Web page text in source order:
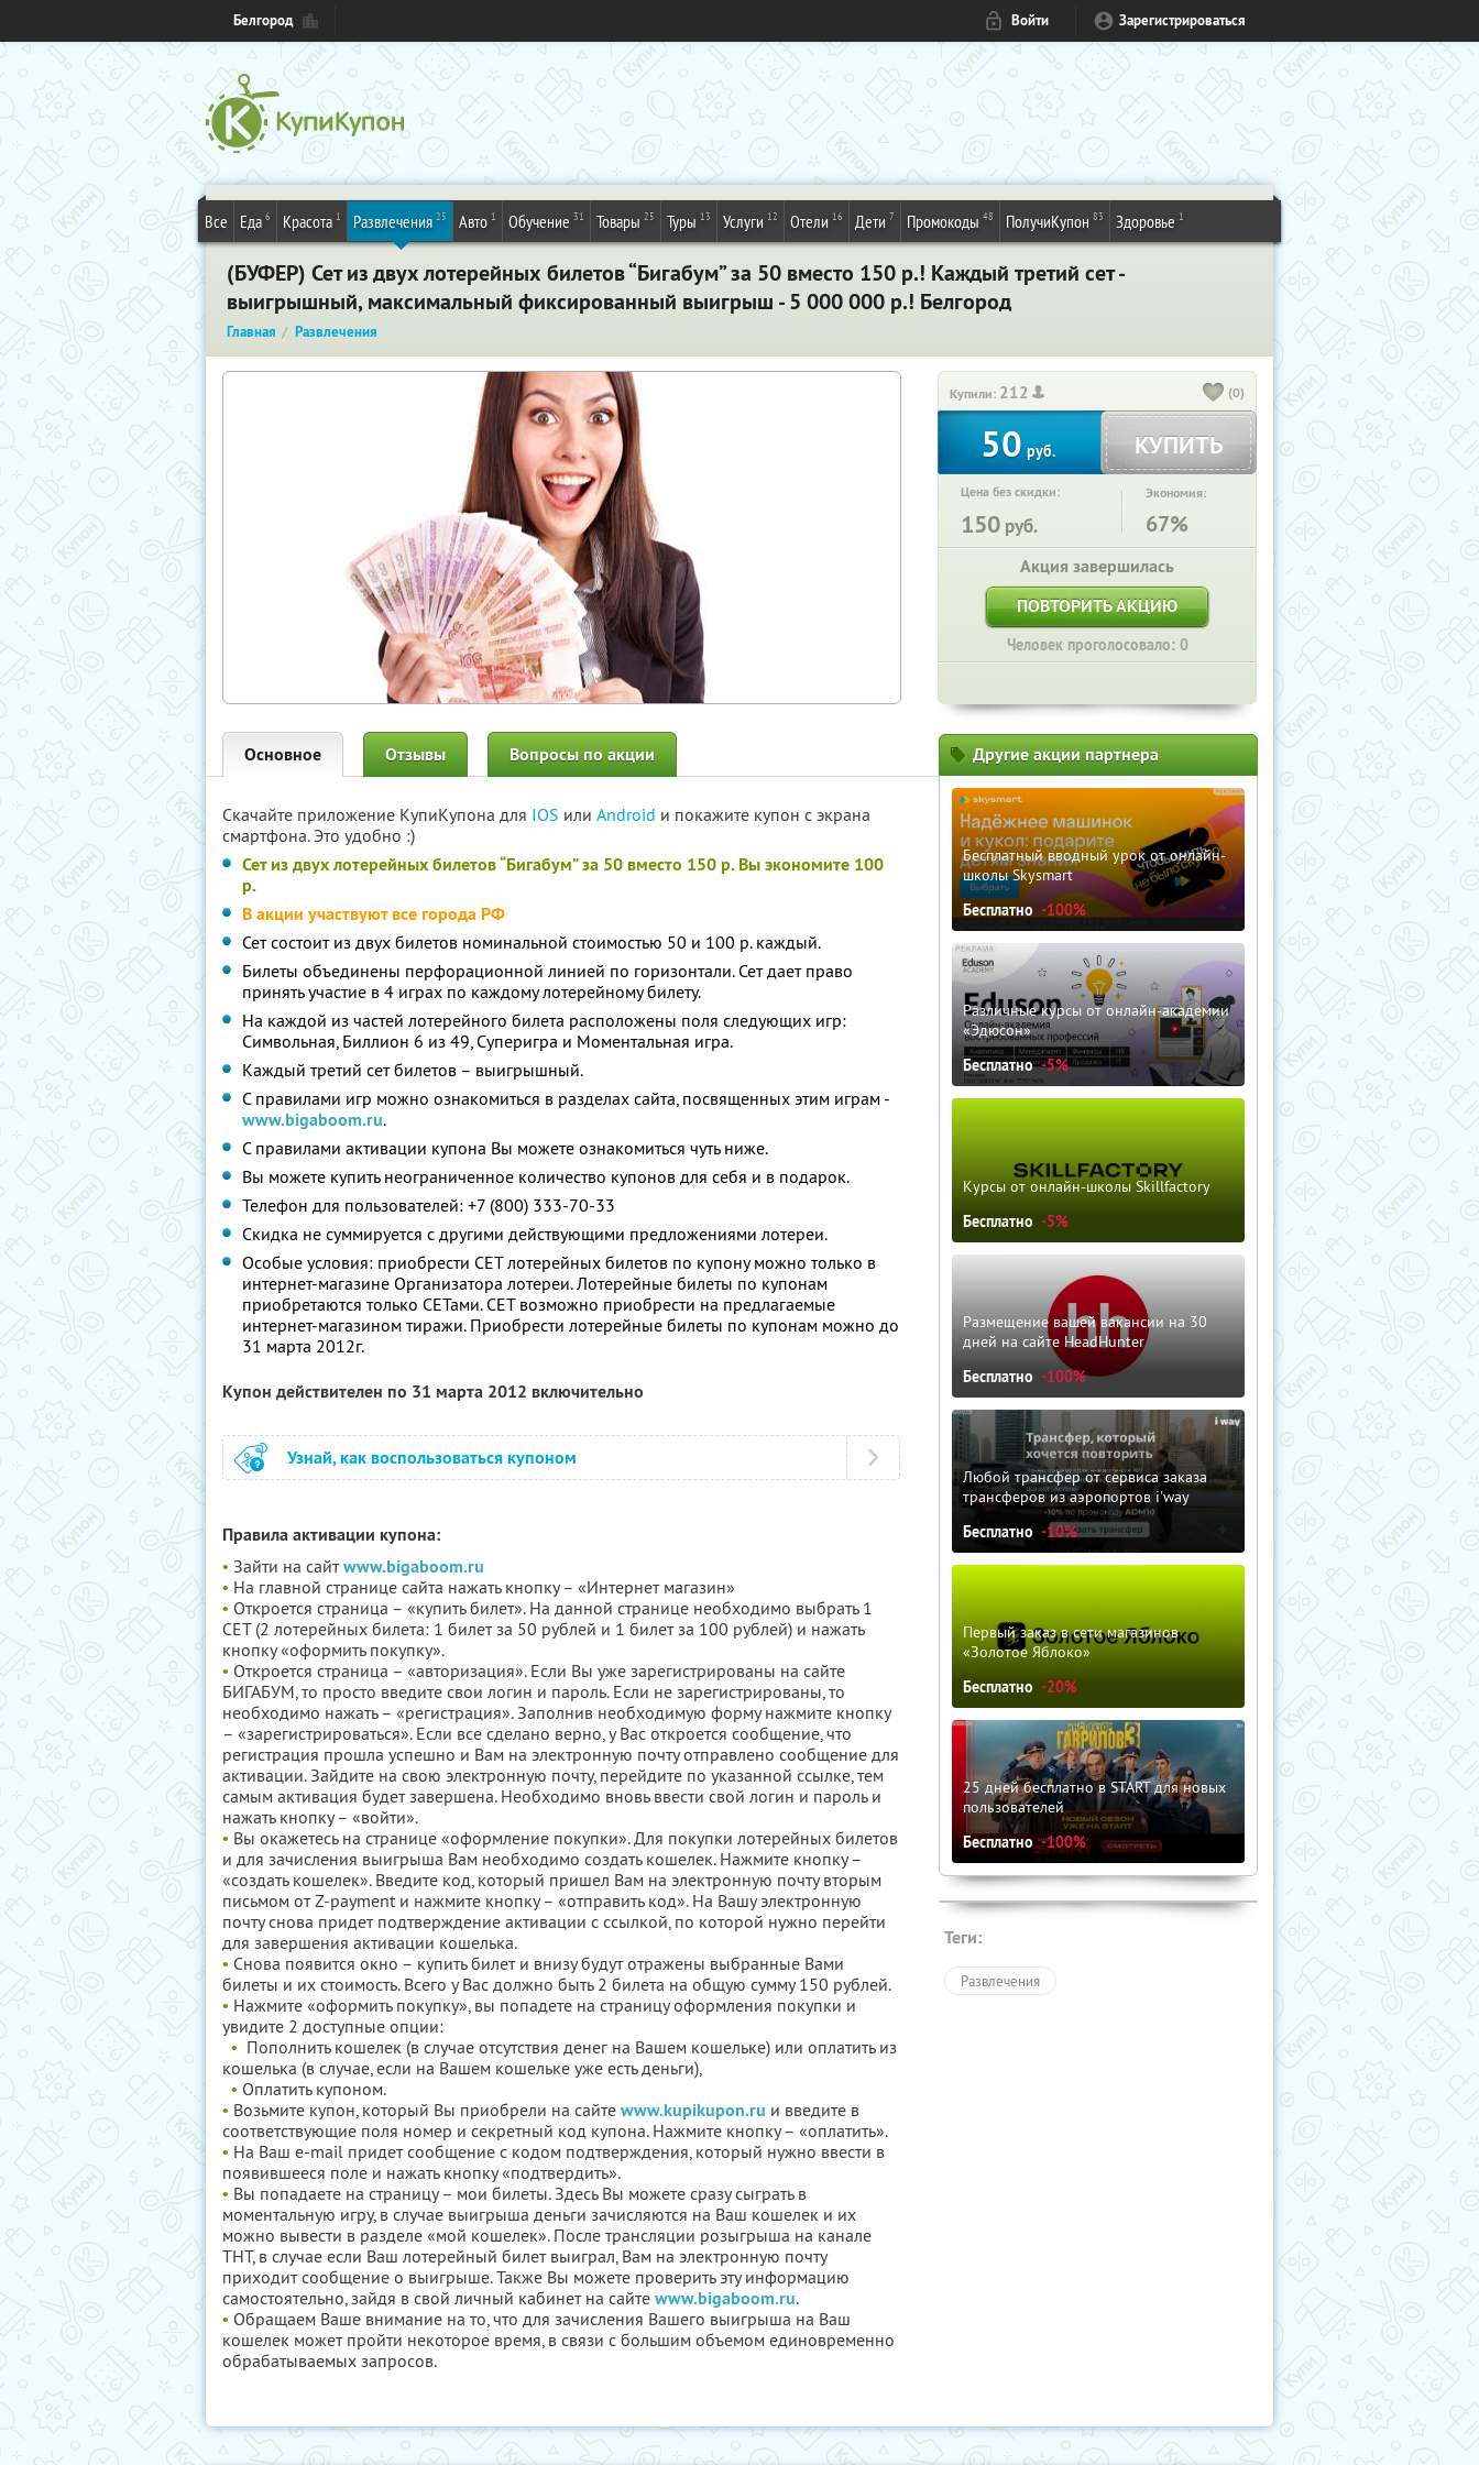
Белгород Войти Зарегистрироваться
Все Еда 6 Красота 1 Развлечения 25 Авто 1 Обучение 31 Товары 25 Туры 13 Услуги 12 Отели 16 Дети 7 Промокоды 48 ПолучиКупон 83 Здоровье 1
(БУФЕР) Сет из двух лотерейных билетов “Бигабум” за 50 вместо 150 р.! Каждый третий сет -
выигрышный, максимальный фиксированный выигрыш - 5 000 000 р.! Белгород
Главная Развлечения
Купили: 212 (0)
50 руб. КУПИТЬ
Цена без скидки:
150 руб.
Экономия:
67%
Акция завершилась
ПОВТОРИТЬ АКЦИЮ
Человек проголосовало: 0
Основное Отзывы Вопросы по акции
Скачайте приложение КупиКупона для IOS или Android и покажите купон с экрана
смартфона. Это удобно :)
Сет из двух лотерейных билетов “Бигабум” за 50 вместо 150 р. Вы экономите 100
р.
В акции участвуют все города РФ
Сет состоит из двух билетов номинальной стоимостью 50 и 100 р. каждый.
Билеты объединены перфорационной линией по горизонтали. Сет дает право
принять участие в 4 играх по каждому лотерейному билету.
На каждой из частей лотерейного билета расположены поля следующих игр:
Символьная, Биллион 6 из 49, Суперигра и Моментальная игра.
Каждый третий сет билетов – выигрышный.
С правилами игр можно ознакомиться в разделах сайта, посвященных этим играм -
www.bigaboom.ru.
С правилами активации купона Вы можете ознакомиться чуть ниже.
Вы можете купить неограниченное количество купонов для себя и в подарок.
Телефон для пользователей: +7 (800) 333-70-33
Скидка не суммируется с другими действующими предложениями лотереи.
Особые условия: приобрести СЕТ лотерейных билетов по купону можно только в
интернет-магазине Организатора лотереи. Лотерейные билеты по купонам
приобретаются только СЕТами. СЕТ возможно приобрести на предлагаемые
интернет-магазином тиражи. Приобрести лотерейные билеты по купонам можно до
31 марта 2012г.
Купон действителен по 31 марта 2012 включительно
Узнай, как воспользоваться купоном
Правила активации купона:
• Зайти на сайтwww.bigaboom.ru
• На главной странице сайта нажать кнопку – «Интернет магазин»
• Откроется страница – «купить билет». На данной странице необходимо выбрать 1
СЕТ (2 лотерейных билета: 1 билет за 50 рублей и 1 билет за 100 рублей) и нажать
кнопку «оформить покупку».
• Откроется страница – «авторизация». Если Вы уже зарегистрированы на сайте
БИГАБУМ, то просто введите свои логин и пароль. Если не зарегистрированы, то
необходимо нажать – «регистрация». Заполнив необходимую форму нажмите кнопку
– «зарегистрироваться». Если все сделано верно, у Вас откроется сообщение, что
регистрация прошла успешно и Вам на электронную почту отправлено сообщение для
активации. Зайдите на свою электронную почту, перейдите по указанной ссылке, тем
самым активация будет завершена. Необходимо вновь ввести свой логин и пароль и
нажать кнопку – «войти».
• Вы окажетесь на странице «оформление покупки». Для покупки лотерейных билетов
и для зачисления выигрыша Вам необходимо создать кошелек. Нажмите кнопку –
«создать кошелек». Введите код, который пришел Вам на электронную почту вторым
письмом от Z-payment и нажмите кнопку – «отправить код». На Вашу электронную
почту снова придет подтверждение активации с ссылкой, по которой нужно перейти
для завершения активации кошелька.
• Снова появится окно – купить билет и внизу будут отражены выбранные Вами
билеты и их стоимость. Всего у Вас должно быть 2 билета на общую сумму 150 рублей.
• Нажмите «оформить покупку», вы попадете на страницу оформления покупки и
увидите 2 доступные опции:
• Пополнить кошелек (в случае отсутствия денег на Вашем кошельке) или оплатить из
кошелька (в случае, если на Вашем кошельке уже есть деньги),
• Оплатить купоном.
• Возьмите купон, который Вы приобрели на сайте www.kupikupon.ru и введите в
соответствующие поля номер и секретный код купона. Нажмите кнопку – «оплатить».
• На Ваш e-mail придет сообщение с кодом подтверждения, который нужно ввести в
появившееся поле и нажать кнопку «подтвердить».
• Вы попадаете на страницу – мои билеты. Здесь Вы можете сразу сыграть в
моментальную игру, в случае выигрыша деньги зачисляются на Ваш кошелек и их
можно вывести в разделе «мой кошелек». После трансляции розыгрыша на канале
ТНТ, в случае если Ваш лотерейный билет выиграл, Вам на электронную почту
приходит сообщение о выигрыше. Также Вы можете проверить эту информацию
самостоятельно, зайдя в свой личный кабинет на сайте www.bigaboom.ru.
• Обращаем Ваше внимание на то, что для зачисления Вашего выигрыша на Ваш
кошелек может пройти некоторое время, в связи с большим объемом единовременно
обрабатываемых запросов.
Другие акции партнера
Бесплатный вводный урок от онлайн-
школы Skysmart
Бесплатно -100%
Различные курсы от онлайн-академии
«Эдюсон»
Бесплатно -5%
Курсы от онлайн-школы Skillfactory
Бесплатно -5%
Размещение вашей вакансии на 30
дней на сайте HeadHunter
Бесплатно -100%
Любой трансфер от сервиса заказа
трансферов из аэропортов i'way
Бесплатно -10%
Первый заказ в сети магазинов
«Золотое Яблоко»
Бесплатно -20%
25 дней бесплатно в START для новых
пользователей
Бесплатно -100%
Теги:
Развлечения